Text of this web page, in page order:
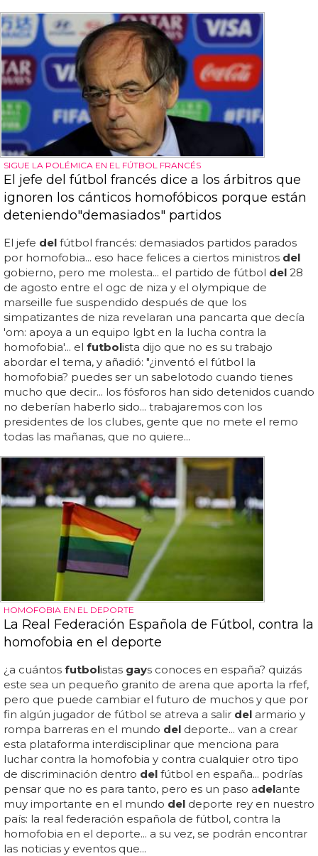
SIGUE LA POLÉMICA EN EL FÚTBOL FRANCÉS
El jefe del fútbol francés dice a los árbitros que
ignoren los cánticos homofóbicos porque están
deteniendo"demasiados" partidos
El jefe del fútbol francés: demasiados partidos parados
por homofobia... eso hace felices a ciertos ministros del
gobierno, pero me molesta... el partido de fútbol del 28
de agosto entre el ogc de niza y el olympique de
marseille fue suspendido después de que los
simpatizantes de niza revelaran una pancarta que decía
'om: apoya a un equipo lgbt en la lucha contra la
homofobia'... el futbolista dijo que no es su trabajo
abordar el tema, y añadió: "¿inventó el fútbol la
homofobia? puedes ser un sabelotodo cuando tienes
mucho que decir... los fósforos han sido detenidos cuando
no deberían haberlo sido... trabajaremos con los
presidentes de los clubes, gente que no mete el remo
todas las mañanas, que no quiere...
HOMOFOBIA EN EL DEPORTE
La Real Federación Española de Fútbol, contra la
homofobia en el deporte
¿a cuántos futbolistas gays conoces en españa? quizás
este sea un pequeño granito de arena que aporta la rfef,
pero que puede cambiar el futuro de muchos y que por
fin algún jugador de fútbol se atreva a salir del armario y
rompa barreras en el mundo del deporte... van a crear
esta plataforma interdisciplinar que menciona para
luchar contra la homofobia y contra cualquier otro tipo
de discriminación dentro del fútbol en españa... podrías
pensar que no es para tanto, pero es un paso adelante
muy importante en el mundo del deporte rey en nuestro
país: la real federación española de fútbol, contra la
homofobia en el deporte... a su vez, se podrán encontrar
las noticias y eventos que...